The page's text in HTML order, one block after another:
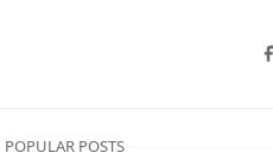
POPULAR POSTS